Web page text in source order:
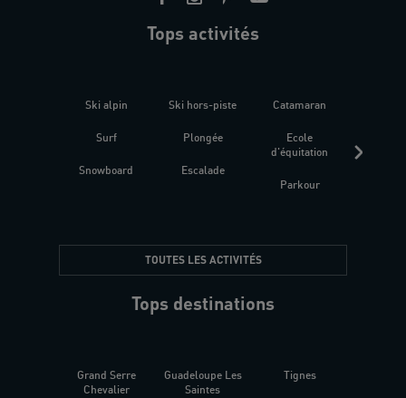
Tops activités
Ski alpin
Surf
Snowboard
Ski hors-piste
Plongée
Escalade
Catamaran
Ecole
d'équitation
Parkour
TOUTES LES ACTIVITÉS
Tops destinations
Grand Serre
Chevalier
Guadeloupe Les
Saintes
Tignes